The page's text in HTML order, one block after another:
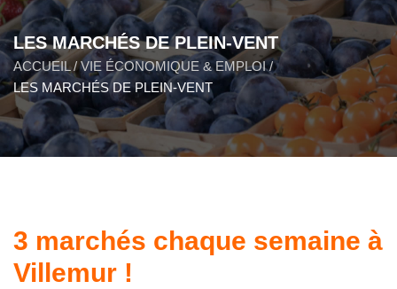
LES MARCHÉS DE PLEIN-VENT
ACCUEIL/ VIE ÉCONOMIQUE & EMPLOI/
LES MARCHÉS DE PLEIN-VENT
3 marchés chaque semaine à
Villemur !